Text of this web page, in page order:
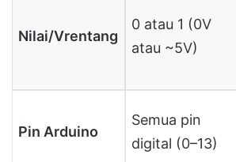
Nilai/Vrentang
0 atau 1 (0V
atau ~5V)
Pin Arduino
Semua pin
digital (0–13)